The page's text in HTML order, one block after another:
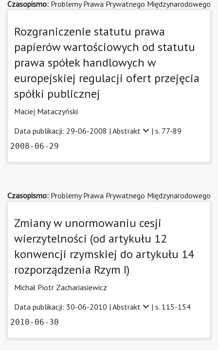
Czasopismo: Problemy Prawa Prywatnego Międzynarodowego
Rozgraniczenie statutu prawa
papierów wartościowych od statutu
prawa spółek handlowych w
europejskiej regulacji ofert przejęcia
spółki publicznej
Maciej Mataczyński
Data publikacji: 29-06-2008 | Abstrakt | s. 77-89
2008-06-29
Czasopismo: Problemy Prawa Prywatnego Międzynarodowego
Zmiany w unormowaniu cesji
wierzytelności (od artykułu 12
konwencji rzymskiej do artykułu 14
rozporządzenia Rzym I)
Michał Piotr Zachariasiewicz
Data publikacji: 30-06-2010 | Abstrakt | s. 115-154
2010-06-30